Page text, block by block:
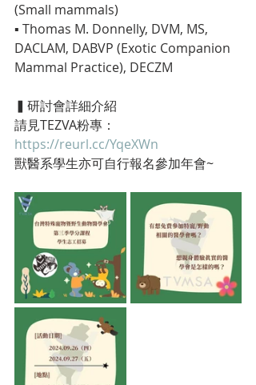
(Small mammals)
▪︎ Thomas M. Donnelly, DVM, MS,
DACLAM, DABVP (Exotic Companion
Mammal Practice), DECZM
▍研討會詳細介紹
請見TEZVA粉專：
https://reurl.cc/YqeXWn⁡
獸醫系學生亦可自行報名參加年會⁡~